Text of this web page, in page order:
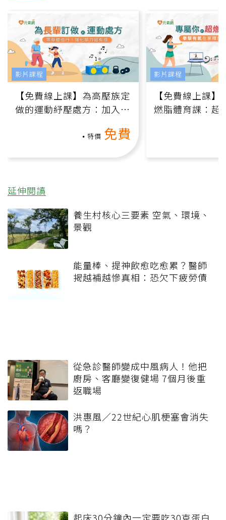
【免費線上課】為高壓族定
做的運動紓壓處方：加入行
特價 免費
影片課程
【免費線上課
燃脂體育課：超
影片課程
延伸閱讀
養生村核心三要素 空氣、環境、
景觀
能量棒、提神飲愈吃愈累？醫師
揭越補越慘真相：恐欠下疲勞債
從急診醫師變成中風病人！他把
廚房、客廳變復健場 7個月後重
返職場
洪惠風／22世紀心肌梗塞會消失
嗎？
起床30分鐘內一定要吃30克蛋白